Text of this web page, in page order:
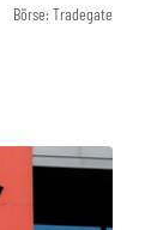
Börse: Tradegate